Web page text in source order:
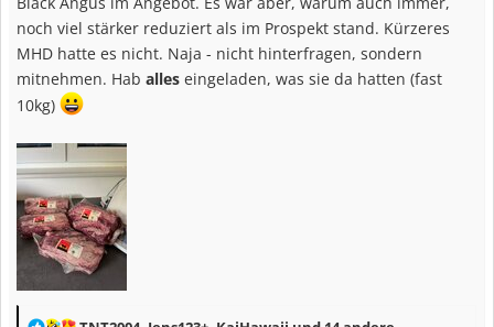
noch viel stärker reduziert als im Prospekt stand. Kürzeres
MHD hatte es nicht. Naja - nicht hinterfragen, sondern
mitnehmen. Hab alles eingeladen, was sie da hatten (fast
10kg)